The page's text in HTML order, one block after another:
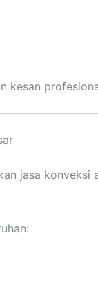
kesan
jasa konveksi